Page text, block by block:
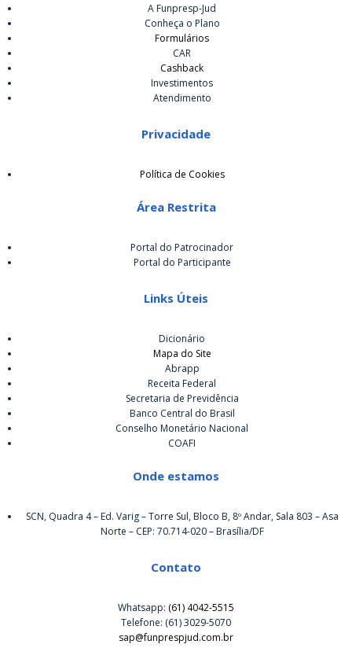
A Funpresp-Jud
Conheça o Plano
Formulários
CAR
Cashback
Investimentos
Atendimento
Privacidade
Política de Cookies
Área Restrita
Portal do Patrocinador
Portal do Participante
Links Úteis
Dicionário
Mapa do Site
Abrapp
Receita Federal
Secretaria de Previdência
Banco Central do Brasil
Conselho Monetário Nacional
COAFI
Onde estamos
SCN, Quadra 4 – Ed. Varig – Torre Sul, Bloco B, 8º Andar, Sala 803 – Asa
Norte – CEP: 70.714-020 – Brasília/DF
Contato
Whatsapp: (61) 4042-5515
Telefone: (61) 3029-5070
sap@funprespjud.com.br